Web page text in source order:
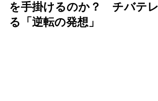
を手掛けるのか？ チバテ
る「逆転の発想」